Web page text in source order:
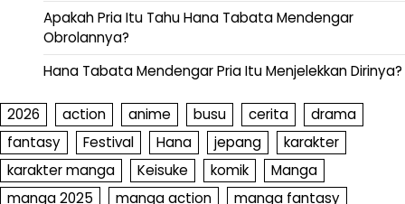
Apakah Pria Itu Tahu Hana Tabata Mendengar
Obrolannya?
Hana Tabata Mendengar Pria Itu Menjelekkan Dirinya?
2026 action anime busu cerita
drama
fantasy
Festival Hana jepang
karakter
karakter manga
Keisuke komik
Manga
manga 2025
manga action
manga fantasy